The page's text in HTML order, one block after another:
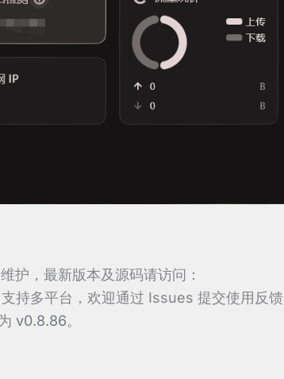
护，最新版本及源码请访问：
持多平台，欢迎通过 Issues 提交使用反馈
v0.8.86。